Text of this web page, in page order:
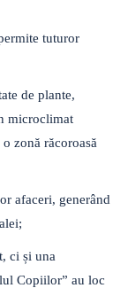
tuturor
de plante,
microclimat
zonă răcoroasă
afaceri, generând
ci și una
Copiilor” au loc